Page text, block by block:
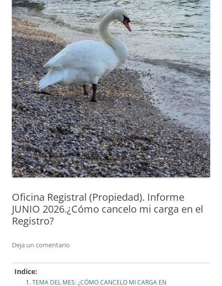
Oficina Registral (Propiedad). Informe
JUNIO 2026.¿Cómo cancelo mi carga en el
Registro?
Deja un comentario
Indice:
TEMA DEL MES: ¿CÓMO CANCELO MI CARGA EN